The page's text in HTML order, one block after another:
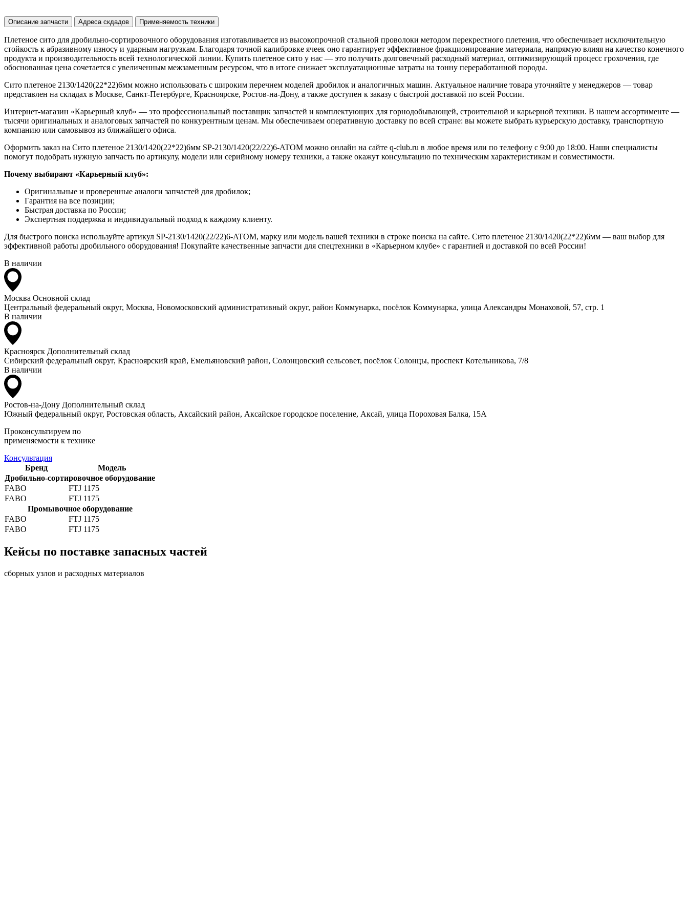
Описание запчасти Адреса скдадов Применяемость техники
Плетеное сито для дробильно-сортировочного оборудования изготавливается из высокопрочной стальной проволоки методом перекрестного плетения, что обеспечивает исключительную
стойкость к абразивному износу и ударным нагрузкам. Благодаря точной калибровке ячеек оно гарантирует эффективное фракционирование материала, напрямую влияя на качество конечного
продукта и производительность всей технологической линии. Купить плетеное сито у нас — это получить долговечный расходный материал, оптимизирующий процесс грохочения, где
обоснованная цена сочетается с увеличенным межзаменным ресурсом, что в итоге снижает эксплуатационные затраты на тонну переработанной породы.
Сито плетеное 2130/1420(22*22)6мм можно использовать с широким перечнем моделей дробилок и аналогичных машин. Актуальное наличие товара уточняйте у менеджеров — товар
представлен на складах в Москве, Санкт-Петербурге, Красноярске, Ростов-на-Дону, а также доступен к заказу с быстрой доставкой по всей России.
Интернет-магазин «Карьерный клуб» — это профессиональный поставщик запчастей и комплектующих для горнодобывающей, строительной и карьерной техники. В нашем ассортименте —
тысячи оригинальных и аналоговых запчастей по конкурентным ценам. Мы обеспечиваем оперативную доставку по всей стране: вы можете выбрать курьерскую доставку, транспортную
компанию или самовывоз из ближайшего офиса.
Оформить заказ на Сито плетеное 2130/1420(22*22)6мм SP-2130/1420(22/22)6-ATOM можно онлайн на сайте q-club.ru в любое время или по телефону с 9:00 до 18:00. Наши специалисты
помогут подобрать нужную запчасть по артикулу, модели или серийному номеру техники, а также окажут консультацию по техническим характеристикам и совместимости.
Почему выбирают «Карьерный клуб»:
Оригинальные и проверенные аналоги запчастей для дробилок;
Гарантия на все позиции;
Быстрая доставка по России;
Экспертная поддержка и индивидуальный подход к каждому клиенту.
Для быстрого поиска используйте артикул SP-2130/1420(22/22)6-ATOM, марку или модель вашей техники в строке поиска на сайте. Сито плетеное 2130/1420(22*22)6мм — ваш выбор для
эффективной работы дробильного оборудования! Покупайте качественные запчасти для спецтехники в «Карьерном клубе» с гарантией и доставкой по всей России!
В наличии
Москва Основной склад
Центральный федеральный округ, Москва, Новомосковский административный округ, район Коммунарка, посёлок Коммунарка, улица Александры Монаховой, 57, стр. 1
В наличии
Красноярск Дополнительный склад
Сибирский федеральный округ, Красноярский край, Емельяновский район, Солонцовский сельсовет, посёлок Солонцы, проспект Котельникова, 7/8
В наличии
Ростов-на-Дону Дополнительный склад
Южный федеральный округ, Ростовская область, Аксайский район, Аксайское городское поселение, Аксай, улица Пороховая Балка, 15А
Проконсультируем по
применяемости к технике
Консультация
Бренд
Модель
Дробильно-сортировочное оборудование
FABO
FTJ 1175
FABO
FTJ 1175
Промывочное оборудование
FABO
FTJ 1175
FABO
FTJ 1175
Кейсы по поставке запасных частей
сборных узлов и расходных материалов